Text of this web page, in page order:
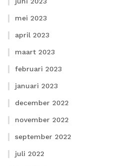
mei 2023
april 2023
maart 2023
februari 2023
januari 2023
december 2022
november 2022
september 2022
juli 2022